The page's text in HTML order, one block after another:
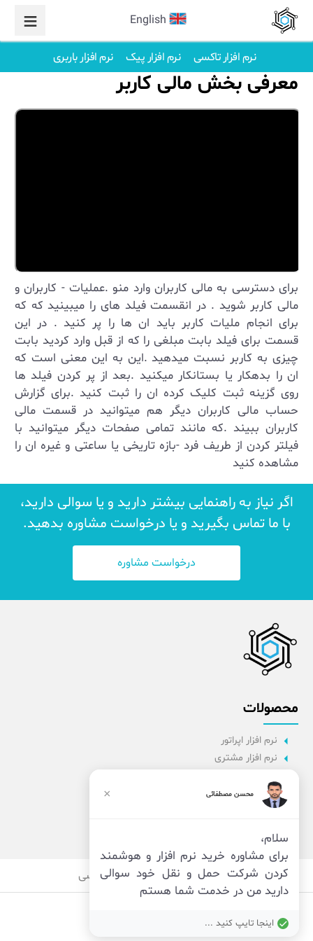
English
نرم افزار تاکسی نرم افزار پیک نرم افزار باربری
معرفی بخش مالی کاربر
برای دسترسی به مالی کاربران وارد منو .عملیات - کاربران و
مالی کاربر شوید . در انقسمت فیلد های را میبینید که که
برای انجام ملیات کاربر باید ان ها را پر کنید . در این
قسمت برای فیلد بابت مبلغی را که از قبل وارد کردید بابت
چیزی به کاربر نسبت میدهید .این به این معنی است که
ان را بدهکار یا بستانکار میکنید .بعد از پر کردن فیلد ها
روی گزینه ثبت کلیک کرده ان را ثبت کنید .برای گزارش
حساب مالی کاربران دیگر هم میتوانید در قسمت مالی
کاربران ببیند .که مانند تمامی صفحات دیگر میتوانید با
فیلتر کردن از طریف فرد -بازه تاریخی یا ساعتی و غیره ان را
مشاهده کنید
اگر نیاز به راهنمایی بیشتر دارید و یا سوالی دارید،
با ما تماس بگیرید و یا درخواست مشاوره بدهید.
درخواست مشاوره
محصولات
نرم افزار اپراتور
نرم افزار مشتری
نرم افزار راننده
پنل مدیریت
قوانین امنیت حریم خصوصی
محسن مصطفائی ×
سلام،
برای مشاوره خرید نرم افزار و هوشمند
کردن شرکت حمل و نقل خود سوالی
دارید من در خدمت شما هستم
اینجا تایپ کنید ...